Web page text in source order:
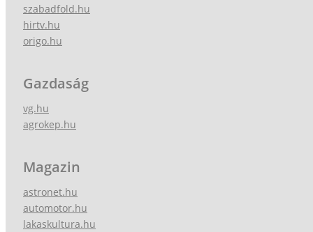
szabadfold.hu
hirtv.hu
origo.hu
Gazdaság
vg.hu
agrokep.hu
Magazin
astronet.hu
automotor.hu
lakaskultura.hu